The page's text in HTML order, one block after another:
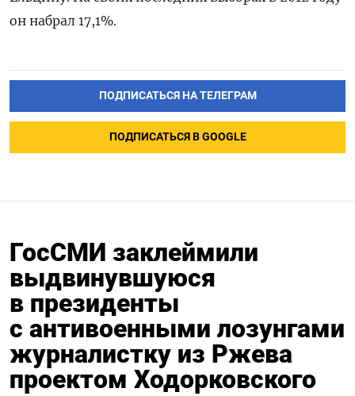
он набрал 17,1%.
ПОДПИСАТЬСЯ НА ТЕЛЕГРАМ
ПОДПИСАТЬСЯ В GOOGLE
ГосСМИ заклеймили
выдвинувшуюся
в президенты
с антивоенными лозунгами
журналистку из Ржева
проектом Ходорковского